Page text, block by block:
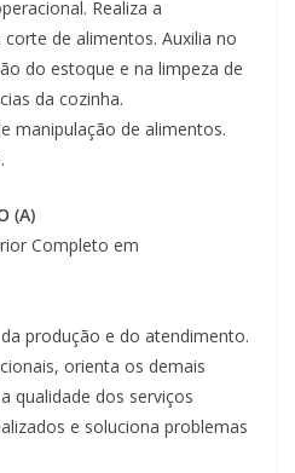
Realiza a
de alimentos. Auxilia no
do estoque e na limpeza de
da cozinha.
manipulação de alimentos.
(A)
Completo em
produção e do atendimento.
orienta os demais
qualidade dos serviços
e soluciona problemas